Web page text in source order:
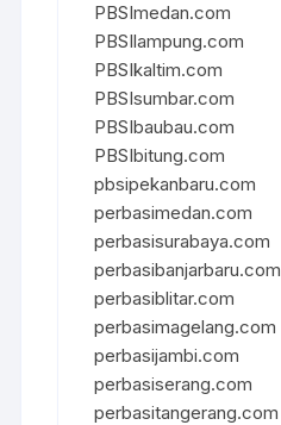
PBSImedan.com
PBSIlampung.com
PBSIkaltim.com
PBSIsumbar.com
PBSIbaubau.com
PBSIbitung.com
pbsipekanbaru.com
perbasimedan.com
perbasisurabaya.com
perbasibanjarbaru.com
perbasiblitar.com
perbasimagelang.com
perbasijambi.com
perbasiserang.com
perbasitangerang.com